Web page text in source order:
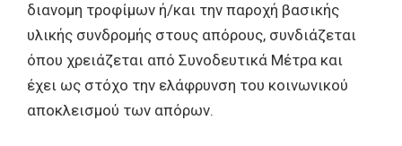
διανομη τροφίμων ή/και την παροχή βασικής
υλικής συνδρομής στους απόρους, συνδιάζεται
όπου χρειάζεται από Συνοδευτικά Μέτρα και
έχει ως στόχο την ελάφρυνση του κοινωνικού
αποκλεισμού των απόρων.